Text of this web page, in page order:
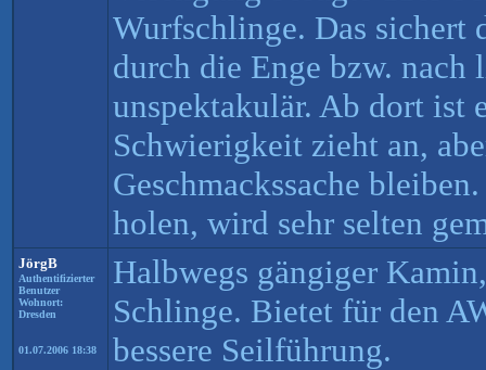
Wurfschlinge. Das sichert
durch die Enge bzw. nach
unspektakulär. Ab dort ist
Schwierigkeit zieht an,
Geschmackssache
holen, wird sehr selten
JörgB
Authentifizierter
Benutzer
Wohnort:
Dresden
01.07.2006 18:38
Halbwegs gängiger
Schlinge. Bietet für den
bessere Seilführung.